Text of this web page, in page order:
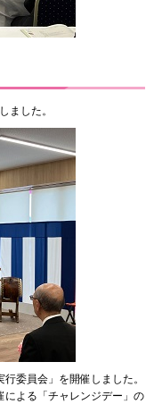
ました。
委員会」を開催しました。
による「チャレンジデー」の